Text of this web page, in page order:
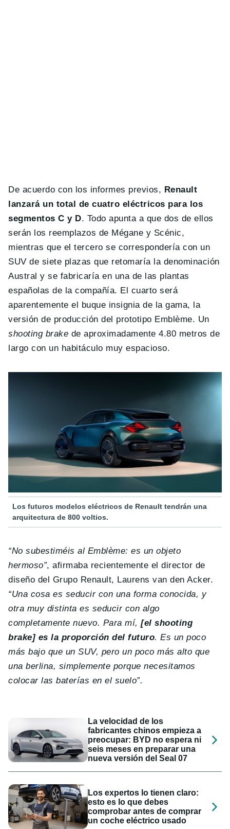
De acuerdo con los informes previos, Renault
lanzará un total de cuatro eléctricos para los
segmentos C y D. Todo apunta a que dos de ellos
serán los reemplazos de Mégane y Scénic,
mientras que el tercero se correspondería con un
SUV de siete plazas que retomaría la denominación
Austral y se fabricaría en una de las plantas
españolas de la compañía. El cuarto será
aparentemente el buque insignia de la gama, la
versión de producción del prototipo Emblème. Un
shooting brake de aproximadamente 4.80 metros de
largo con un habitáculo muy espacioso.
Los futuros modelos eléctricos de Renault tendrán una
arquitectura de 800 voltios.
“No subestiméis al Emblème: es un objeto
hermoso”, afirmaba recientemente el director de
diseño del Grupo Renault, Laurens van den Acker.
“Una cosa es seducir con una forma conocida, y
otra muy distinta es seducir con algo
completamente nuevo. Para mí,[el shooting
brake] es la proporción del futuro. Es un poco
más bajo que un SUV, pero un poco más alto que
una berlina, simplemente porque necesitamos
colocar las baterías en el suelo”.
La velocidad de los
fabricantes chinos empieza a
preocupar: BYD no espera ni
seis meses en preparar una
nueva versión del Seal 07
Los expertos lo tienen claro:
esto es lo que debes
comprobar antes de comprar
un coche eléctrico usado